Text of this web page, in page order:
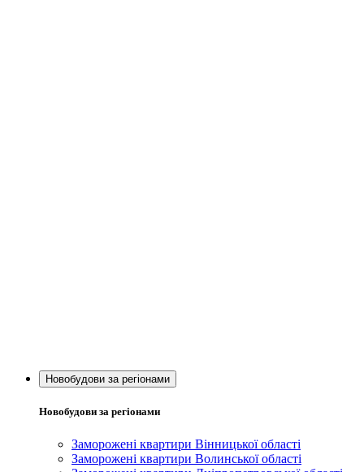
Новобудови за регіонами
Новобудови за регіонами
Заморожені квартири Вінницької області
Заморожені квартири Волинської області